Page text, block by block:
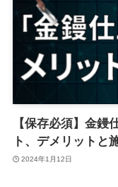
【保存必須】金鏝
ト、デメリットと
2024年1月12日